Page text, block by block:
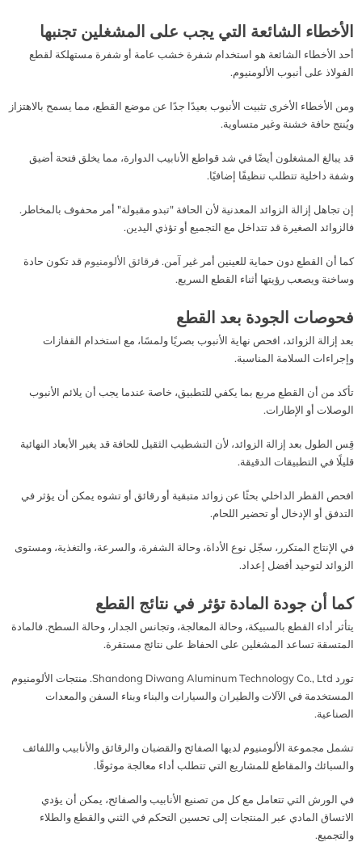
الأخطاء الشائعة التي يجب على المشغلين تجنبها
أحد الأخطاء الشائعة هو استخدام شفرة خشب عامة أو شفرة مستهلكة لقطع
الفولاذ على أنبوب الألومنيوم.
ومن الأخطاء الأخرى تثبيت الأنبوب بعيدًا جدًا عن موضع القطع، مما يسمح بالاهتزاز
ويُنتج حافة خشنة وغير متساوية.
قد يبالغ المشغلون أيضًا في شد قواطع الأنابيب الدوارة، مما يخلق فتحة أضيق
وشفة داخلية تتطلب تنظيفًا إضافيًا.
إن تجاهل إزالة الزوائد المعدنية لأن الحافة "تبدو مقبولة" أمر محفوف بالمخاطر.
فالزوائد الصغيرة قد تتداخل مع التجميع أو تؤذي اليدين.
كما أن القطع دون حماية للعينين أمر غير آمن. فرقائق الألومنيوم قد تكون حادة
وساخنة ويصعب رؤيتها أثناء القطع السريع.
فحوصات الجودة بعد القطع
بعد إزالة الزوائد، افحص نهاية الأنبوب بصريًا ولمسًا، مع استخدام القفازات
وإجراءات السلامة المناسبة.
تأكد من أن القطع مربع بما يكفي للتطبيق، خاصة عندما يجب أن يلائم الأنبوب
الوصلات أو الإطارات.
قِس الطول بعد إزالة الزوائد، لأن التشطيب الثقيل للحافة قد يغير الأبعاد النهائية
قليلًا في التطبيقات الدقيقة.
افحص القطر الداخلي بحثًا عن زوائد متبقية أو رقائق أو تشوه يمكن أن يؤثر في
التدفق أو الإدخال أو تحضير اللحام.
في الإنتاج المتكرر، سجّل نوع الأداة، وحالة الشفرة، والسرعة، والتغذية، ومستوى
الزوائد لتوحيد أفضل إعداد.
كما أن جودة المادة تؤثر في نتائج القطع
يتأثر أداء القطع بالسبيكة، وحالة المعالجة، وتجانس الجدار، وحالة السطح. فالمادة
المتسقة تساعد المشغلين على الحفاظ على نتائج مستقرة.
تورد Shandong Diwang Aluminum Technology Co., Ltd. منتجات الألومنيوم
المستخدمة في الآلات والطيران والسيارات والبناء وبناء السفن والمعدات
الصناعية.
تشمل مجموعة الألومنيوم لديها الصفائح والقضبان والرقائق والأنابيب واللفائف
والسبائك والمقاطع للمشاريع التي تتطلب أداء معالجة موثوقًا.
في الورش التي تتعامل مع كل من تصنيع الأنابيب والصفائح، يمكن أن يؤدي
الاتساق المادي عبر المنتجات إلى تحسين التحكم في الثني والقطع والطلاء
والتجميع.